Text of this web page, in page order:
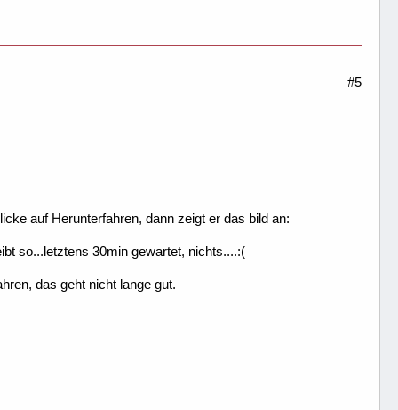
#5
auf Herunterfahren, dann zeigt er das bild an:
so...letztens 30min gewartet, nichts....:(
das geht nicht lange gut.